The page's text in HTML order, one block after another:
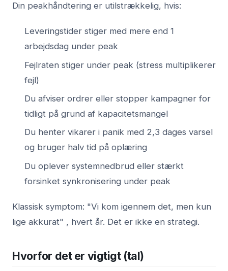
Din peakhåndtering er utilstrækkelig, hvis:
Leveringstider stiger med mere end 1
arbejdsdag under peak
Fejlraten stiger under peak (stress multiplikerer
fejl)
Du afviser ordrer eller stopper kampagner for
tidligt på grund af kapacitetsmangel
Du henter vikarer i panik med 2,3 dages varsel
og bruger halv tid på oplæring
Du oplever systemnedbrud eller stærkt
forsinket synkronisering under peak
Klassisk symptom: "Vi kom igennem det, men kun
lige akkurat" , hvert år. Det er ikke en strategi.
Hvorfor det er vigtigt (tal)